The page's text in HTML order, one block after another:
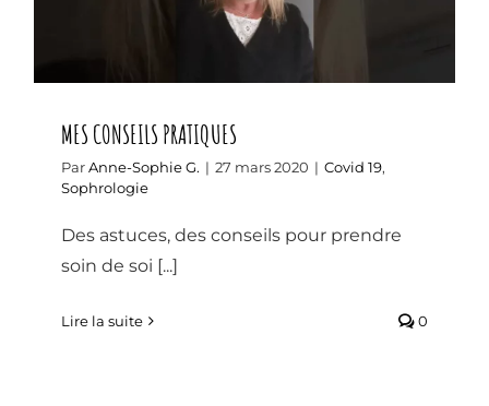
MES CONSEILS PRATIQUES
ParAnne-Sophie G. | 27 mars 2020 | Covid 19,
Sophrologie
Des astuces, des conseils pour prendre
soin de soi [...]
Lire la suite 0